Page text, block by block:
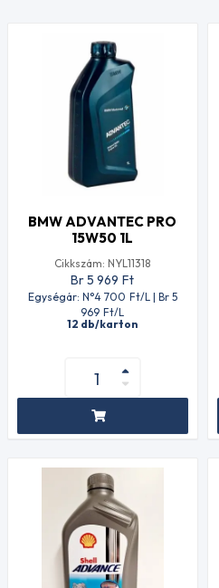
BMW ADVANTEC PRO
15W50 1L
Cikkszám: NYL11318
Br 5 969 Ft
Egységár: N°4 700 Ft/L | Br 5
969 Ft/L
12 db/karton